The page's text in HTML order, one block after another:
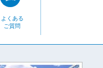
よくある
ご質問